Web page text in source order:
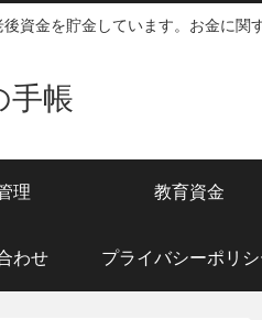
金を貯金しています。お金に関
手帳
理 教育資金
わせ プライバシーポリシ